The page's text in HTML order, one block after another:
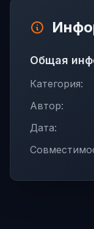
Общая
Категория:
Автор:
Дата: